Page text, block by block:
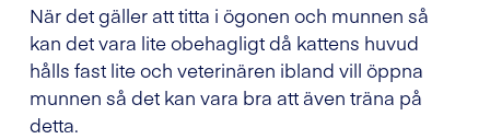
När det gäller att titta i ögonen och munnen så
kan det vara lite obehagligt då kattens huvud
hålls fast lite och veterinären ibland vill öppna
munnen så det kan vara bra att även träna på
detta.